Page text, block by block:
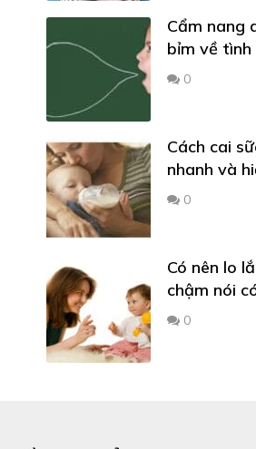
Cẩm nang
bỉm về
0
Cách cai
nhanh và
0
Có nên lo
chậm nói
0